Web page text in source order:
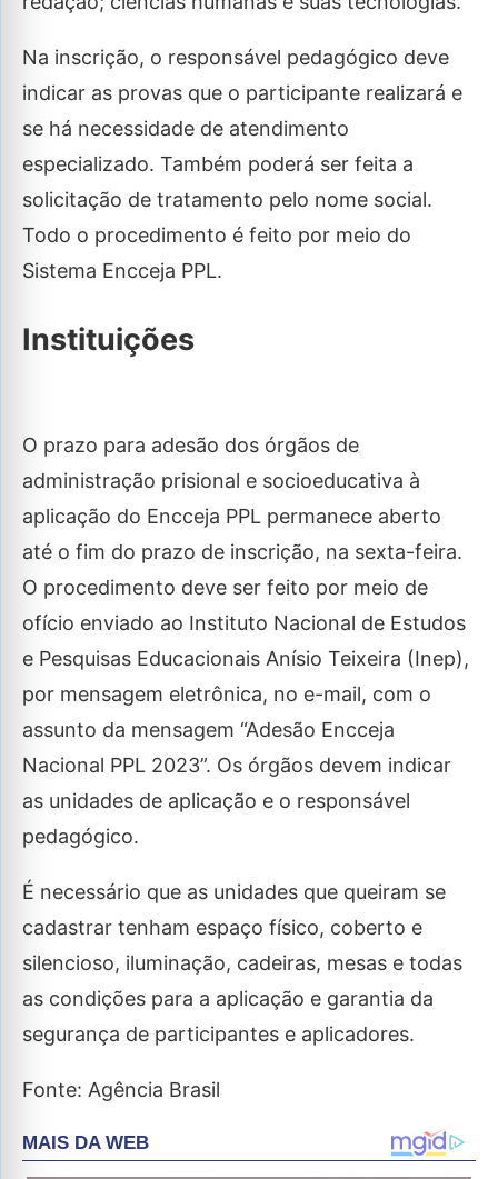
Na inscrição, o responsável pedagógico deve
indicar as provas que o participante realizará e
se há necessidade de atendimento
especializado. Também poderá ser feita a
solicitação de tratamento pelo nome social.
Todo o procedimento é feito por meio do
Sistema Encceja PPL.
Instituições
O prazo para adesão dos órgãos de
administração prisional e socioeducativa à
aplicação do Encceja PPL permanece aberto
até o fim do prazo de inscrição, na sexta-feira.
O procedimento deve ser feito por meio de
ofício enviado ao Instituto Nacional de Estudos
e Pesquisas Educacionais Anísio Teixeira (Inep),
por mensagem eletrônica, no e-mail, com o
assunto da mensagem “Adesão Encceja
Nacional PPL 2023”. Os órgãos devem indicar
as unidades de aplicação e o responsável
pedagógico.
É necessário que as unidades que queiram se
cadastrar tenham espaço físico, coberto e
silencioso, iluminação, cadeiras, mesas e todas
as condições para a aplicação e garantia da
segurança de participantes e aplicadores.
Fonte: Agência Brasil